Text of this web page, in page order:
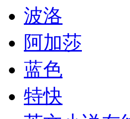
波洛
阿加莎
蓝色
特快